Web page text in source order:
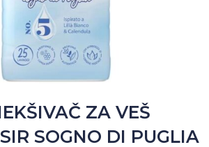
ZA VEŠ
SOGNO DI PUGLIA